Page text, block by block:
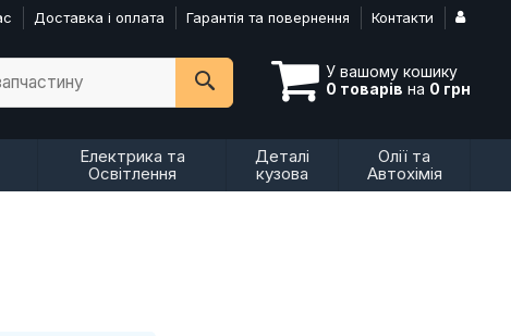
Доставка і оплата Гарантія та повернення Контакти
У вашому кошику
0 товарів на 0 грн
Електрика та
Освітлення
Деталі
кузова
Олії та
Автохімія